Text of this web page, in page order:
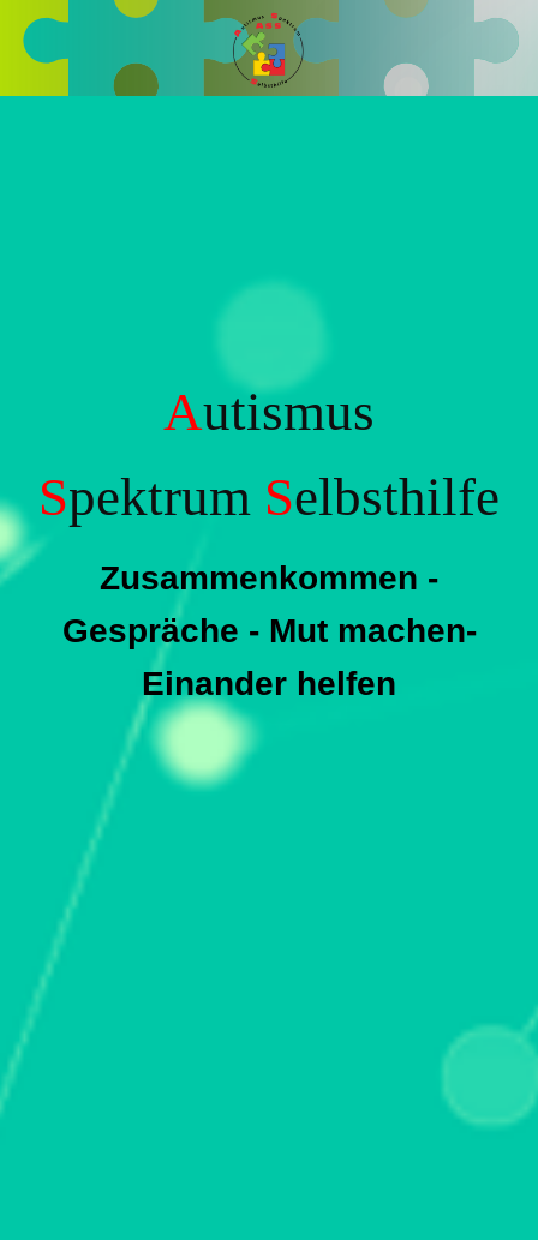
Autismus
Spektrum Selbsthilfe
Zusammenkommen -
Gespräche - Mut machen-
Einander helfen